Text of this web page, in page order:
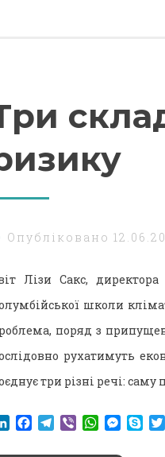
Опубліковано
Лізи Сакс, директора
школи
поряд з
рухатимуть
три різні речі: саму
LinkedIn
Facebook
Telegram
ViberWhatsApp